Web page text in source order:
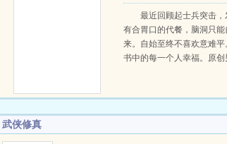
难平最近回顾起士兵突击，
有合胃口的代餐，脑洞只能
来。自始至终不喜欢意难平
书中的每一个人幸福。原创
武侠修真